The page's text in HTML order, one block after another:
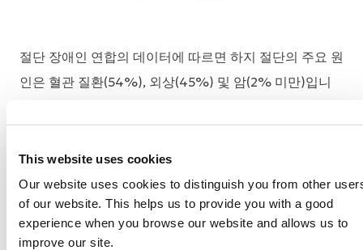
This website uses cookies
Our website uses cookies to distinguish you from other
of our website. This helps us to provide you with a good
experience when you browse our website and allows us to
improve our site.
절단 장애인 연합의 데이터에 따르면 하지 절단의 주요 원
인은 혈관 질환(54%), 외상(45%) 및 암(2% 미만)입니
의 약 71%를 차지합니다.
당뇨병은 미국 인구의 약 8.3%에 영향을 미치며 당뇨병